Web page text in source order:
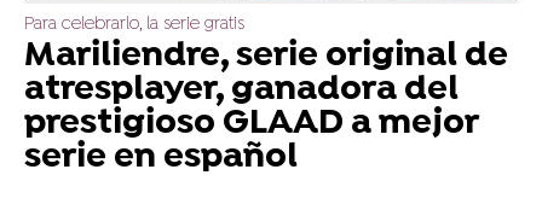
Para celebrarlo, la serie gratis
Mariliendre, serie original de
atresplayer, ganadora del
prestigioso GLAAD a mejor
serie en español